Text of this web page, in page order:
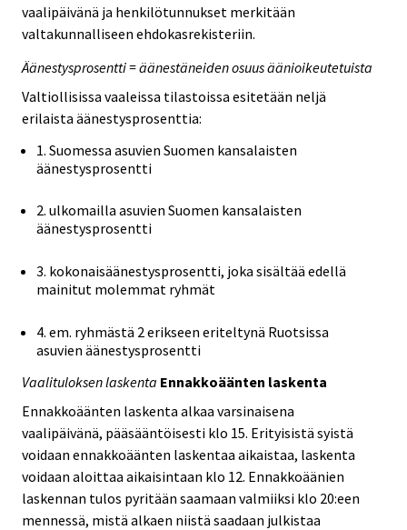
vaalipäivänä ja henkilötunnukset merkitään
valtakunnalliseen ehdokasrekisteriin.
Äänestysprosentti = äänestäneiden osuus äänioikeutetuista
Valtiollisissa vaaleissa tilastoissa esitetään neljä
erilaista äänestysprosenttia:
1. Suomessa asuvien Suomen kansalaisten
äänestysprosentti
2. ulkomailla asuvien Suomen kansalaisten
äänestysprosentti
3. kokonaisäänestysprosentti, joka sisältää edellä
mainitut molemmat ryhmät
4. em. ryhmästä 2 erikseen eriteltynä Ruotsissa
asuvien äänestysprosentti
Vaalituloksen laskenta Ennakkoäänten laskenta
Ennakkoäänten laskenta alkaa varsinaisena
vaalipäivänä, pääsääntöisesti klo 15. Erityisistä syistä
voidaan ennakkoäänten laskentaa aikaistaa, laskenta
voidaan aloittaa aikaisintaan klo 12. Ennakkoäänien
laskennan tulos pyritään saamaan valmiiksi klo 20:een
mennessä, mistä alkaen niistä saadaan julkistaa